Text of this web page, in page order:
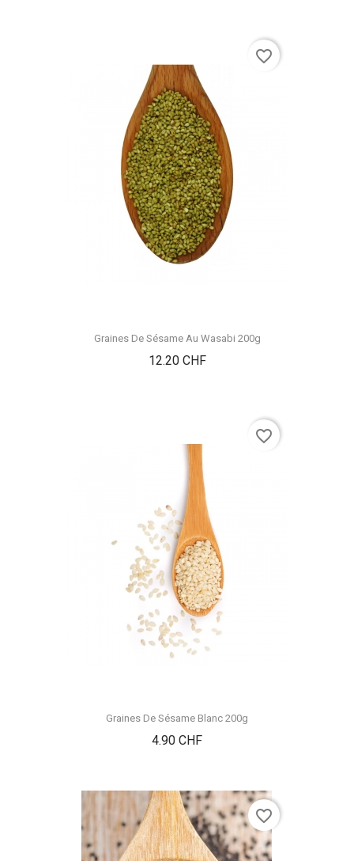
Graines De Sésame Au Wasabi 200g
12.20 CHFPrix
favorite_border
Graines De Sésame Blanc 200g
4.90 CHFPrix
favorite_border
favorite_border